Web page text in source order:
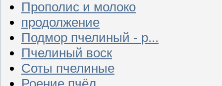
Прополис и молоко
продолжение
Подмор пчелиный - р...
Пчелиный воск
Соты пчелиные